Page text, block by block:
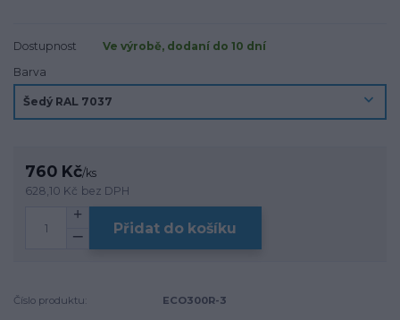
Dostupnost
Ve výrobě, dodaní do 10 dní
Barva
760 Kč/ks
628,10 Kč bez DPH
Přidat do košíku
Číslo produktu: ECO300R-3